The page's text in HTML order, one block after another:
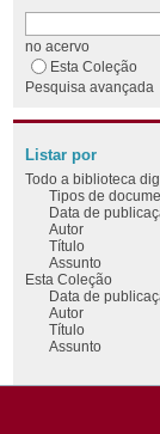
no acervo
Esta Coleção
Pesquisa avançada
Listar por
Todo a biblioteca
Tipos de
Data de
Autor
Título
Assunto
Esta Coleção
Data de
Autor
Título
Assunto